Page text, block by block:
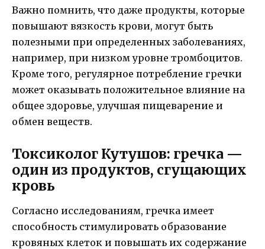
Важно помнить, что даже продукты, которые
повышают вязкость крови, могут быть
полезными при определенных заболеваниях,
например, при низком уровне тромбоцитов.
Кроме того, регулярное потребление гречки
может оказывать положительное влияние на
общее здоровье, улучшая пищеварение и
обмен веществ.
Токсиколог Кутушов: гречка —
один из продуктов, сгущающих
кровь
Согласно исследованиям, гречка имеет
способность стимулировать образование
кровяных клеток и повышать их содержание